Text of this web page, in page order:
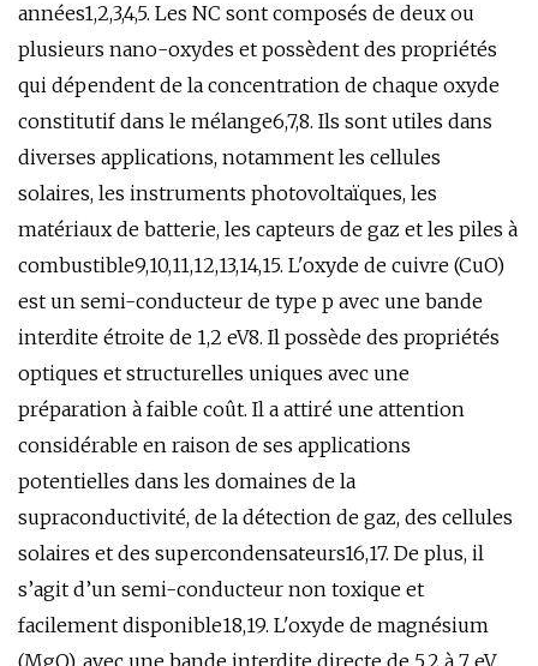
années1,2,3,4,5. Les NC sont composés de deux ou
plusieurs nano-oxydes et possèdent des propriétés
qui dépendent de la concentration de chaque oxyde
constitutif dans le mélange6,7,8. Ils sont utiles dans
diverses applications, notamment les cellules
solaires, les instruments photovoltaïques, les
matériaux de batterie, les capteurs de gaz et les piles à
combustible9,10,11,12,13,14,15. L'oxyde de cuivre (CuO)
est un semi-conducteur de type p avec une bande
interdite étroite de 1,2 eV8. Il possède des propriétés
optiques et structurelles uniques avec une
préparation à faible coût. Il a attiré une attention
considérable en raison de ses applications
potentielles dans les domaines de la
supraconductivité, de la détection de gaz, des cellules
solaires et des supercondensateurs16,17. De plus, il
s’agit d’un semi-conducteur non toxique et
facilement disponible18,19. L'oxyde de magnésium
(MgO), avec une bande interdite directe de 5,2 à 7 eV,